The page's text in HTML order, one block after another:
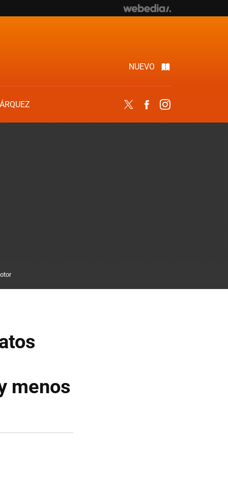
NUEVO
Twitter Facebook
menos